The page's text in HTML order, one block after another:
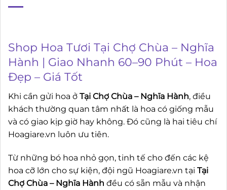
Shop Hoa Tươi Tại Chợ Chùa – Nghĩa
Hành | Giao Nhanh 60–90 Phút – Hoa
Đẹp – Giá Tốt
Khi cần gửi hoa ở Tại Chợ Chùa – Nghĩa Hành, điều
khách thường quan tâm nhất là hoa có giống mẫu
và có giao kịp giờ hay không. Đó cũng là hai tiêu chí
Hoagiare.vn luôn ưu tiên.
Từ những bó hoa nhỏ gọn, tinh tế cho đến các kệ
hoa cỡ lớn cho sự kiện, đội ngũ Hoagiare.vn tại Tại
Chợ Chùa – Nghĩa Hành đều có sẵn mẫu và nhận